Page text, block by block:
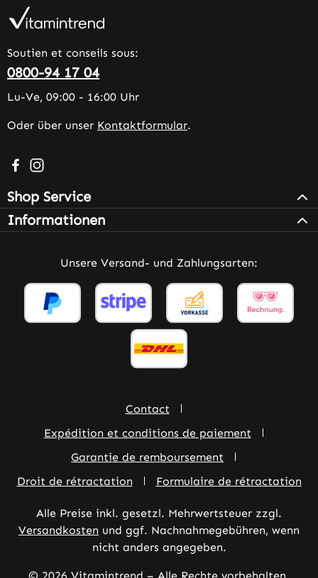
Soutien et conseils sous:
0800-94 17 04
Lu-Ve, 09:00 - 16:00 Uhr
Oder über unser Kontaktformular.
Besuche uns auf Facebook – öffnet in neuem Tab
Schau auf Instagram vorbei – öffnet in neuem Tab
Shop Service
Informationen
Unsere Versand- und Zahlungsarten:
Contact
Expédition et conditions de paiement
Garantie de remboursement
Droit de rétractation
Formulaire de rétractation
Alle Preise inkl. gesetzl. Mehrwertsteuer zzgl.
Versandkosten und ggf. Nachnahmegebühren, wenn
nicht anders angegeben.